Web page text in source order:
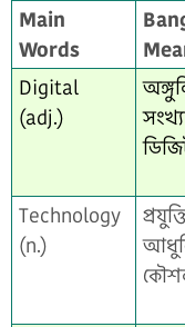
Main
Words
Digital
(adj.)
Technology
(n.)